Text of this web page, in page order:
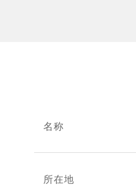
名称
所在地